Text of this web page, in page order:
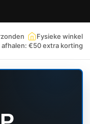
Fysieke winkel
€50 extra korting